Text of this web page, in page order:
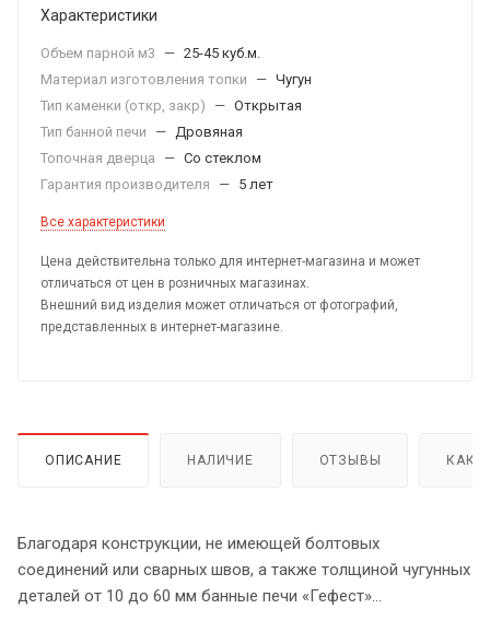
Характеристики
Объем парной м3 — 25-45 куб.м.
Материал изготовления топки
— Чугун
Тип каменки (откр, закр)
— Открытая
Тип банной печи
— Дровяная
Топочная дверца
— Со стеклом
Гарантия производителя
— 5 лет
Все характеристики
Цена действительна только для интернет-магазина и может
отличаться от цен в розничных магазинах.
Внешний вид изделия может отличаться от фотографий,
представленных в интернет-магазине.
ОПИСАНИЕ НАЛИЧИЕ ОТЗЫВЫ КАК
Благодаря конструкции, не имеющей болтовых
соединений или сварных швов, а также толщиной чугунных
деталей от 10 до 60 мм банные печи «Гефест»